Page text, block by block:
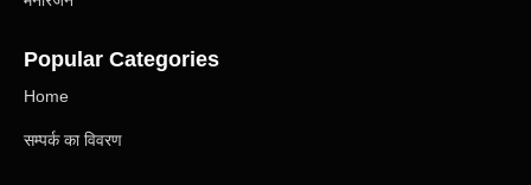
Popular Categories
Home
सम्पर्क का विवरण